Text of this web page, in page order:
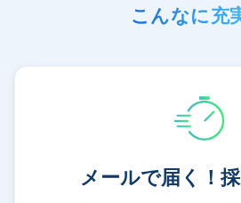
こんなに充
メールで届く！採